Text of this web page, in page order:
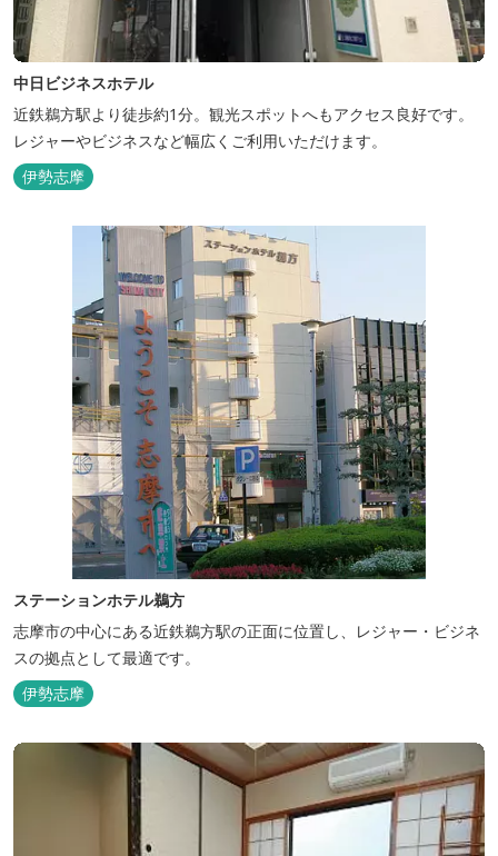
中日ビジネスホテル
近鉄鵜方駅より徒歩約1分。観光スポットへもアクセス良好です。
レジャーやビジネスなど幅広くご利用いただけます。
伊勢志摩
ステーションホテル鵜方
志摩市の中心にある近鉄鵜方駅の正面に位置し、レジャー・ビジネ
スの拠点として最適です。
伊勢志摩